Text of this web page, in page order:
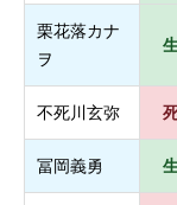
栗花落カナ
ヲ
不死川玄弥
冨岡義勇